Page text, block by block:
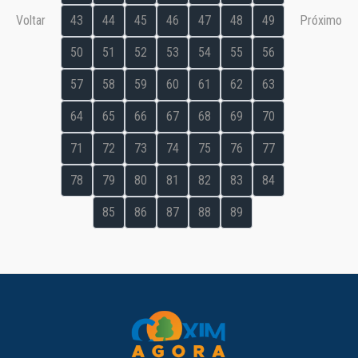
Voltar 43 44 45 46 47 48 49
50 51 52 53 54 55 56
57 58 59 60 61 62 63
64 65 66 67 68 69 70
71 72 73 74 75 76 77
78 79 80 81 82 83 84
85 86 87 88 89
Próximo